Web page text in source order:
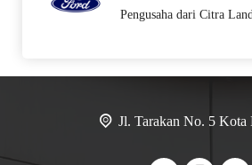
Pengusaha dari Citra
Jl. Tarakan No. 5 Kota